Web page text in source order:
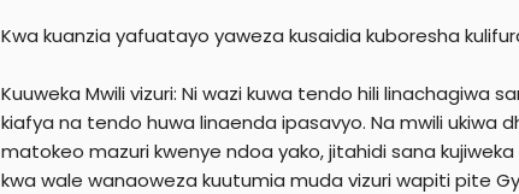
Kwa kuanzia yafuatayo yaweza kusaidia kuboresha
Kuuweka Mwili vizuri: Ni wazi kuwa tendo hili linachagiwa
kiafya na tendo huwa linaenda ipasavyo. Na mwili ukiwa
matokeo mazuri kwenye ndoa yako, jitahidi sana
kwa wale wanaoweza kuutumia muda vizuri wapiti pite